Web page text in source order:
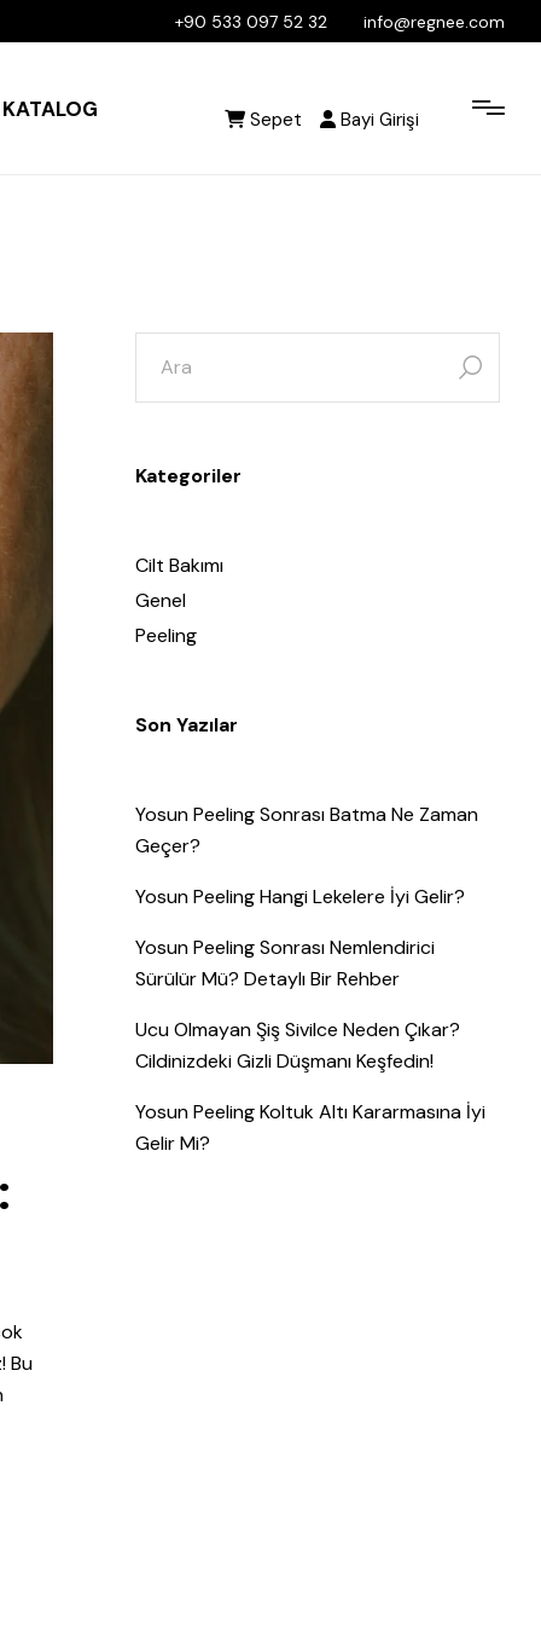
+90 533 097 52 32 info@regnee.com
KATALOG Sepet Bayi Girişi
Bu
Kategoriler
Cilt Bakımı
Genel
Peeling
Son Yazılar
Yosun Peeling Sonrası Batma Ne Zaman
Geçer?
Yosun Peeling Hangi Lekelere İyi Gelir?
Yosun Peeling Sonrası Nemlendirici
Sürülür Mü? Detaylı Bir Rehber
Ucu Olmayan Şiş Sivilce Neden Çıkar?
Cildinizdeki Gizli Düşmanı Keşfedin!
Yosun Peeling Koltuk Altı Kararmasına İyi
Gelir Mi?